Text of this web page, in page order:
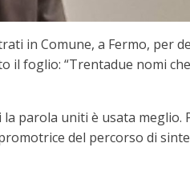
in Comune, a Fermo, per
il foglio: “Trentadue nomi
la parola uniti è usata
del percorso di